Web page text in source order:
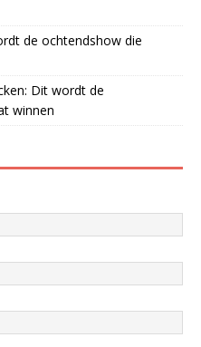
de ochtendshow die
Dit wordt de
winnen